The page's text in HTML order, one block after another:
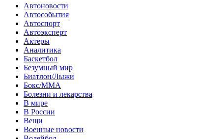
Автоновости
Автособытия
Автоспорт
Автоэксперт
Актеры
Аналитика
Баскетбол
Безумный мир
Биатлон/Лыжи
Бокс/MMA
Болезни и лекарства
В мире
В России
Вещи
Военные новости